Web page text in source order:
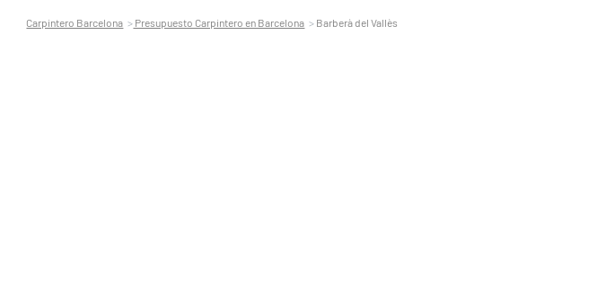
Carpintero Barcelona Presupuesto Carpintero en Barcelona Barberà del Vallès